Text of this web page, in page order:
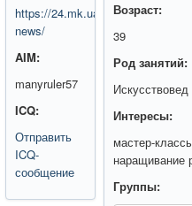
https://24.mk.ua/top-
news/
AIM:
manyruler57
ICQ:
Отправить
ICQ-
сообщение
Возраст:
39
Род занятий:
Искусствовед
Интересы:
мастер-
наращивание
Группы: